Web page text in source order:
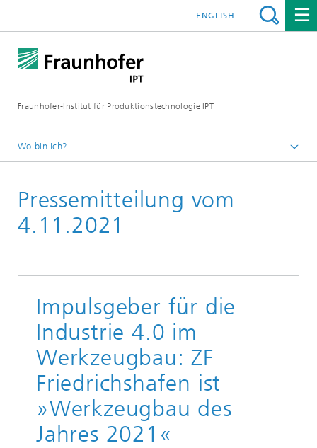
Fraunhofer-Institut für Produktionstechnologie IPT
ENGLISH
Wo bin ich?
Aktuelle Pressemitteilungen
Pressemitteilung vom
4.11.2021
Impulsgeber für die
Industrie 4.0 im
Werkzeugbau: ZF
Friedrichshafen ist
»Werkzeugbau des
Jahres 2021«